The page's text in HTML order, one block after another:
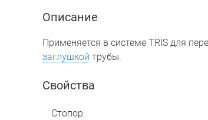
Описание
Применяется в системе TRIS для
заглушкой трубы.
Свойства
Стопор: